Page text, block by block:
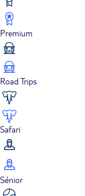
Premium
Road Trips
Safari
Sénior